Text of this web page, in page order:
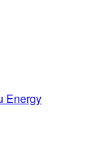
Energy